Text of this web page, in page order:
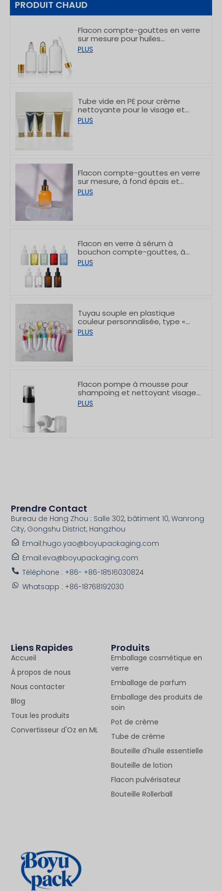
PRODUIT CHAUD
Flacon compte-gouttes en verre
sur mesure pour huiles
essentielles, destiné aux soins de
la peau, de 5 à 100 ml
PLUS
Tube vide en PE pour crème
nettoyante pour le visage et
crème pour les mains, avec
bouchons en bambou,
PLUS
Flacon compte-gouttes en verre
sur mesure, à fond épais et
gradué, 30 ml
PLUS
Flacon en verre à sérum à
bouchon compte-gouttes, à
bord plat et finition blanche
givrée, 10/30/50/60/80/100 ml
PLUS
Tuyau souple en plastique
couleur personnalisée, type «
rouge à lèvres », avec crochet,
8/15 g
PLUS
Flacon pompe à mousse pour
shampoing et nettoyant visage
en PET à épaulement plat,
150/200 ml
PLUS
Produits
Emballage cosmétique en
verre
Emballage de parfum
Emballage des produits de
soin
Pot de crème
Tube de crème
Bouteille d'huile essentielle
Bouteille de lotion
Flacon pulvérisateur
Bouteille Rollerball
Liens Rapides
Accueil
À propos de nous
Nous contacter
Blog
Tous les produits
Convertisseur d'Oz en ML
Prendre Contact
Bureau de Hang Zhou : Salle 302, bâtiment 10, Wanrong
City, Gongshu District, Hangzhou
Email:hugo.yao@boyupackaging.com
Email:eva@boyupackaging.com
Téléphone : +86- +86-18516030824
Whatsapp : +86-18768192030